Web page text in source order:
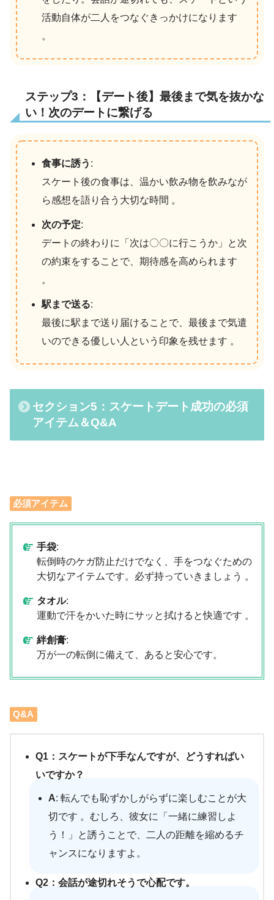
活動自体が二人をつなぐきっかけになります
。
ステップ3：【デート後】最後まで気を抜かな
い！次のデートに繋げる
食事に誘う :
スケート後の食事は、温かい飲み物を飲みなが
ら感想を語り合う大切な時間 。
次の予定:
デートの終わりに「次は〇〇に行こうか」と次
の約束をすることで、期待感を高められます
。
駅まで送る:
最後に駅まで送り届けることで、最後まで気遣
いのできる優しい人という印象を残せます 。
セクション5：スケートデート成功の必須
アイテム＆Q&A
必須アイテム
手袋:
転倒時のケガ防止だけでなく、手をつなぐための
大切なアイテムです。必ず持っていきましょう 。
タオル:
運動で汗をかいた時にサッと拭けると快適です 。
絆創膏:
万が一の転倒に備えて、あると安心です。
Q&A
Q1：スケートが下手なんですが、どうすればい
いですか？
A: 転んでも恥ずかしがらずに楽しむことが大
切です 。むしろ、彼女に「一緒に練習しよ
う！」と誘うことで、二人の距離を縮めるチ
ャンスになりますよ。
Q2：会話が途切れそうで心配です。